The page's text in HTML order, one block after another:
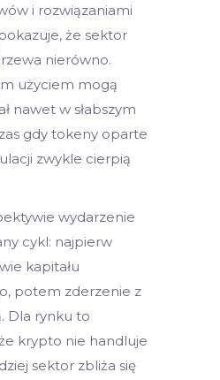
i rozwiązaniami
że sektor
nierówno.
użyciem mogą
nawet w słabszym
gdy tokeny oparte
zwykle cierpią
wydarzenie
cykl: najpierw
kapitału
potem zderzenie z
Dla rynku to
krypto nie handluje
sektor zbliża się